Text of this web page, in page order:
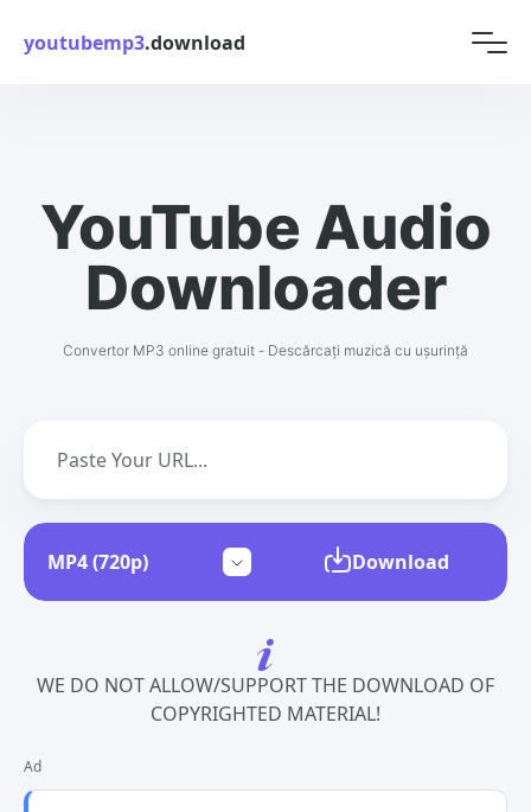
youtubemp3.download
YouTube Audio
Downloader
Convertor MP3 online gratuit - Descărcați muzică cu ușurință
Download
WE DO NOT ALLOW/SUPPORT THE DOWNLOAD OF
COPYRIGHTED MATERIAL!
Ad